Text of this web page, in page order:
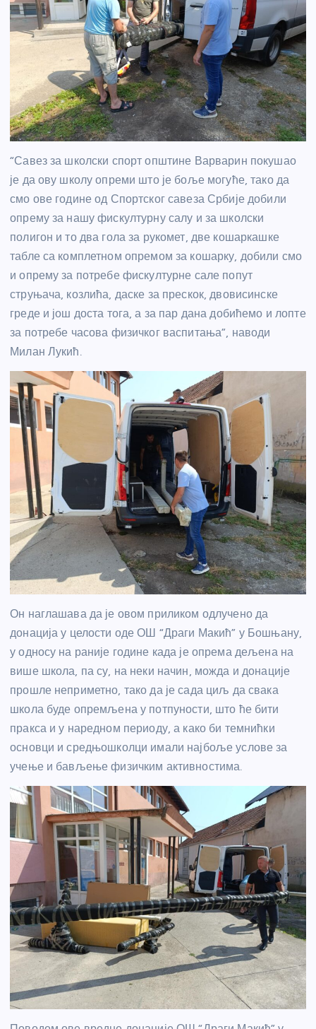
“Савез за школски спорт општине Варварин покушао
је да ову школу опреми што је боље могуће, тако да
смо ове године од Спортског савеза Србије добили
опрему за нашу фискултурну салу и за школски
полигон и то два гола за рукомет, две кошаркашке
табле са комплетном опремом за кошарку, добили смо
и опрему за потребе фискултурне сале попут
струњача, козлића, даске за прескок, двовисинске
греде и још доста тога, а за пар дана добићемо и лопте
за потребе часова физичког васпитања”, наводи
Милан Лукић.
Он наглашава да је овом приликом одлучено да
донација у целости оде ОШ “Драги Макић” у Бошњану,
у односу на раније године када је опрема дељена на
више школа, па су, на неки начин, можда и донације
прошле неприметно, тако да је сада циљ да свака
школа буде опремљена у потпуности, што ће бити
пракса и у наредном периоду, а како би темнићки
основци и средњошколци имали најбоље услове за
учење и бављење физичким активностима.